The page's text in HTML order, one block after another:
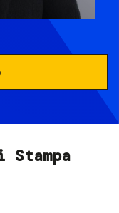
Stampa